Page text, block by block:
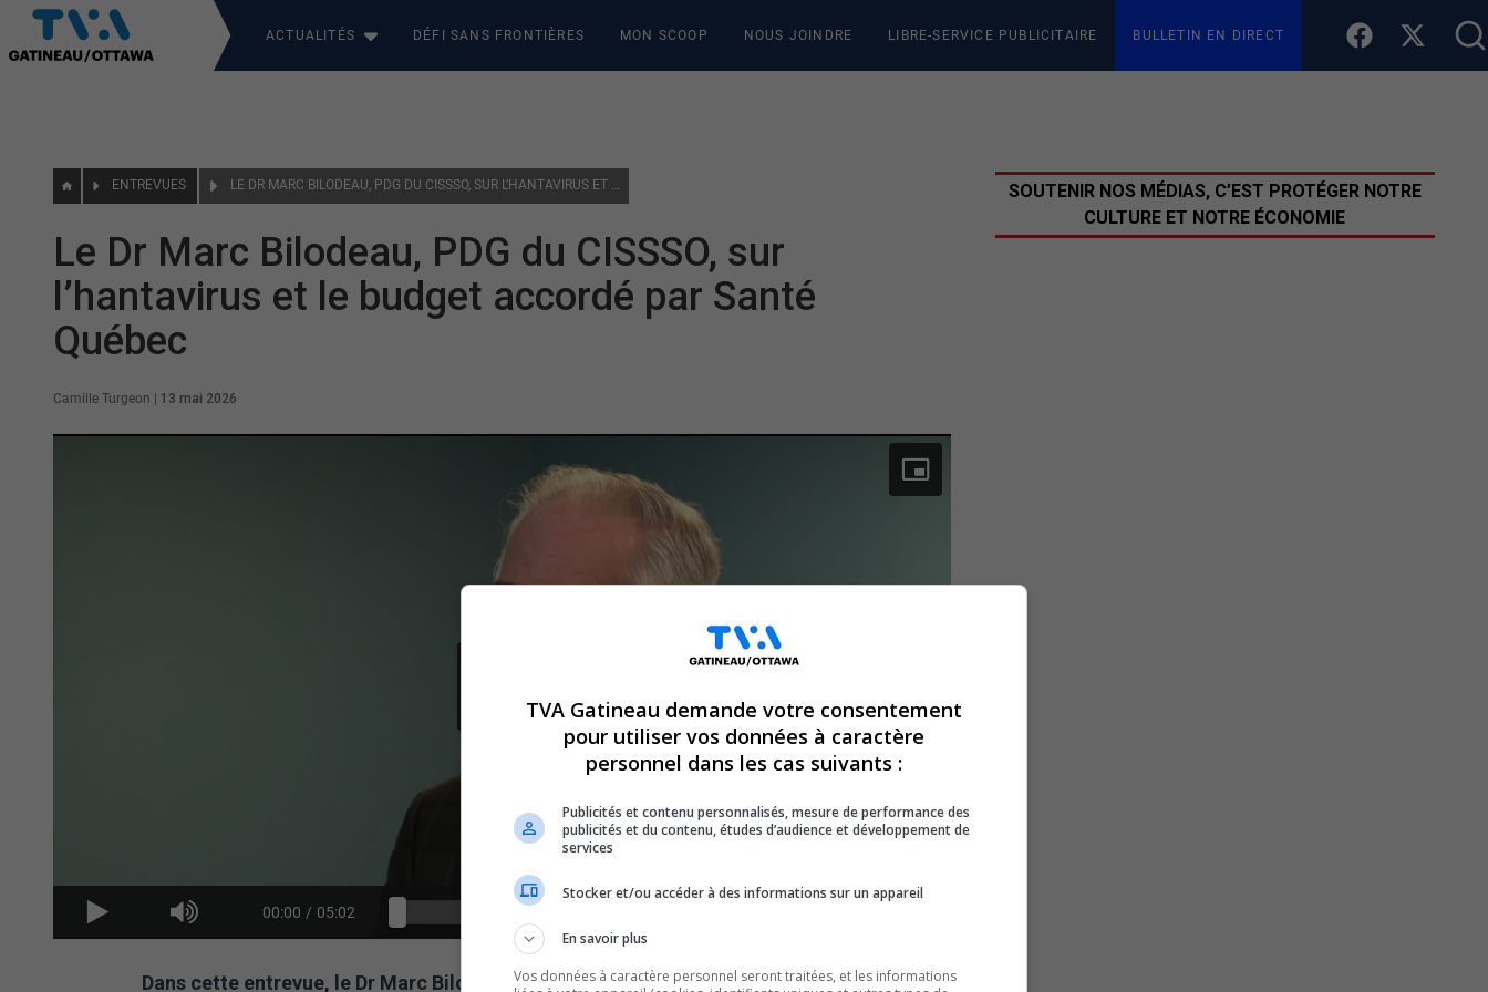
ACTUALITÉS DÉFI SANS FRONTIÈRES MON SCOOP NOUS JOINDRE LIBRE-SERVICE PUBLICITAIRE BULLETIN EN DIRECT
ENTREVUES LE DR MARC BILODEAU, PDG DU CISSSO, SUR L’HANTAVIRUS ET LE BUDGET ACCORDÉ PAR SANTÉ QUÉBEC
Le Dr Marc Bilodeau, PDG du CISSSO, sur
l’hantavirus et le budget accordé par Santé
Québec
Camille Turgeon 13 mai 2026
00:00 / 05:02
Dans cette entrevue, le Dr Marc Bilodeau, président-directeur général du
SOUTENIR NOS MÉDIAS, C’EST PROTÉGER NOTRE
CULTURE ET NOTRE ÉCONOMIE
TVA Gatineau demande votre consentement
pour utiliser vos données à caractère
personnel dans les cas suivants :
Publicités et contenu personnalisés, mesure de performance des
publicités et du contenu, études d’audience et développement de
services
Stocker et/ou accéder à des informations sur un appareil
En savoir plus
Vos données à caractère personnel seront traitées, et les informations